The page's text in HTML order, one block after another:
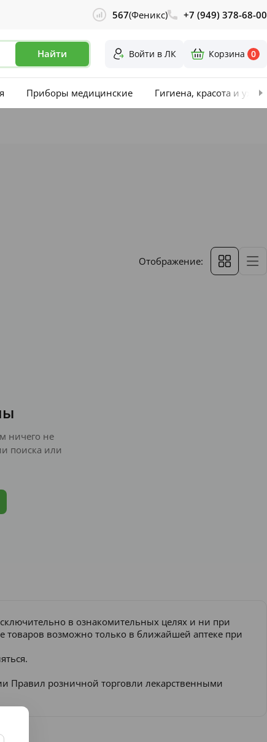
567(Феникс) +7 (949) 378-68-00
Найти Войти в ЛК Корзина 0
Приборы медицинские Гигиена, красота и уход
Отображение:
ничего не
поиска или
в ознакомительных целях и ни при
товаров возможно только в ближайшей аптеке при
Правил розничной торговли лекарственными